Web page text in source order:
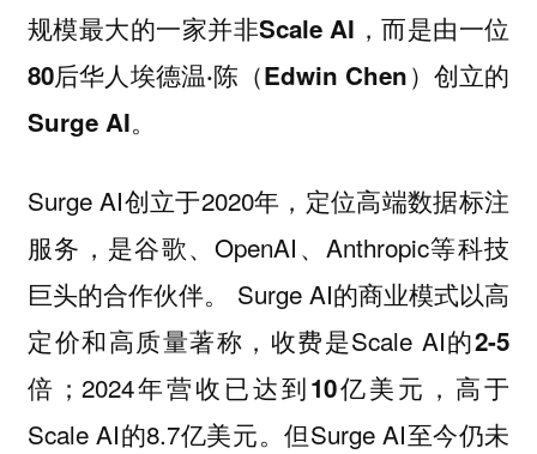
规模最大的一家并非Scale AI，而是由一位
80后华人埃德温·陈（Edwin Chen）创立的
Surge AI。
Surge AI创立于2020年，定位高端数据标注
服务，是谷歌、OpenAI、Anthropic等科技
巨头的合作伙伴。 Surge AI的商业模式以高
定价和高质量著称，收费是Scale AI的2-5
倍 ；2024年营收已达到10亿美元 ，高于
Scale AI的8.7亿美元。但Surge AI至今仍未